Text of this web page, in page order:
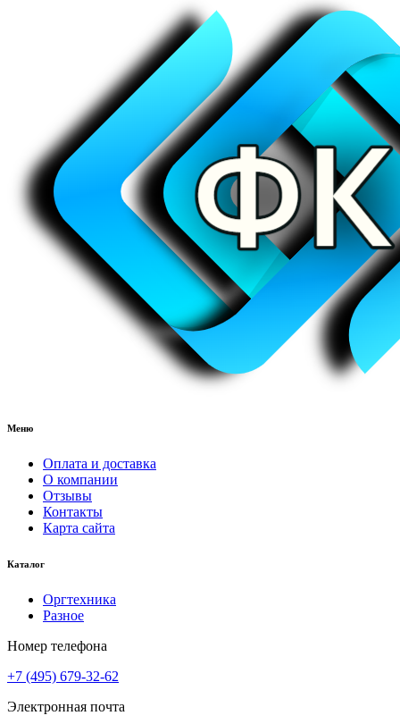
Меню
Оплата и доставка
О компании
Отзывы
Контакты
Карта сайта
Каталог
Оргтехника
Разное
Номер телефона
+7 (495) 679-32-62
Электронная почта